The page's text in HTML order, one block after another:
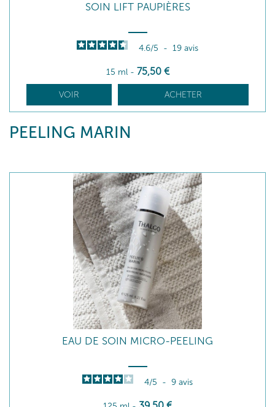
SOIN LIFT PAUPIÈRES
4.6/5 - 19 avis
15 ml - 75,50 €
VOIR ACHETER
PEELING MARIN
EAU DE SOIN MICRO-PEELING
4/5 - 9 avis